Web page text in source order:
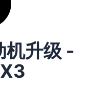
机升级 -